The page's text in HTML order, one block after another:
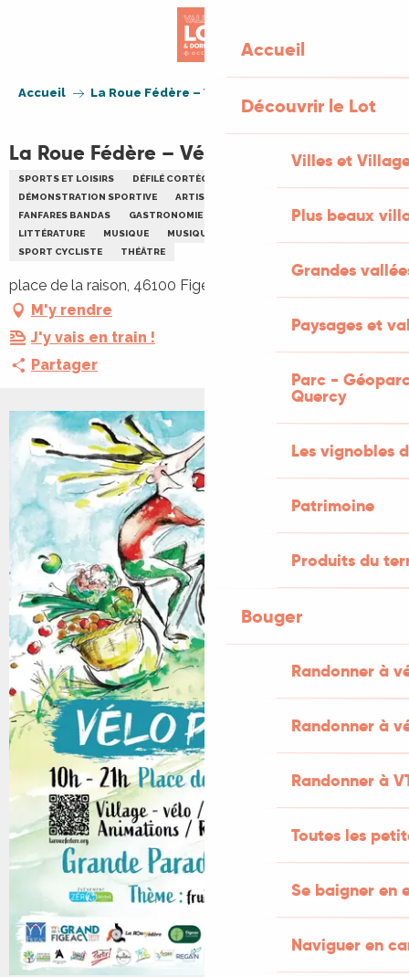
Accueil
Découvrir le Lot
Villes et
Plus beaux
Grandes
Paysages et
Parc -
Quercy
Les vignobles
Patrimoine
Produits du
Bouger
Randonner à
Randonner à
Randonner à
Toutes les
Se baigner en
Naviguer en
Accueil La Roue Fédère – Vélo parade à Figeac
La Roue Fédère – Vélo parade à Figeac
SPORTS ET LOISIRS
DÉFILÉ CORTÈGE PARADE
DÉMONSTRATION SPORTIVE
ARTISANAT
FANFARES BANDAS
GASTRONOMIE
JEUX
LITTÉRATURE
MUSIQUE MUSIQUE DE VARIÉTÉ
SPORT CYCLISTE
THÉÂTRE
place de la raison, 46100 Figeac
M'y rendre
J'y vais en train !
Partager